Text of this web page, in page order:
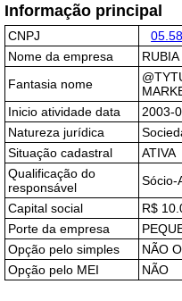
Informação principal
CNPJ
Nome da empresa
Fantasia nome
Inicio atividade data
2003-
Natureza jurídica
Situação cadastral
ATIVA
Qualificação do
responsável
Sócio-
Capital social
R$
Porte da empresa
Opção pelo simples
NÃO
Opção pelo MEI
NÃO